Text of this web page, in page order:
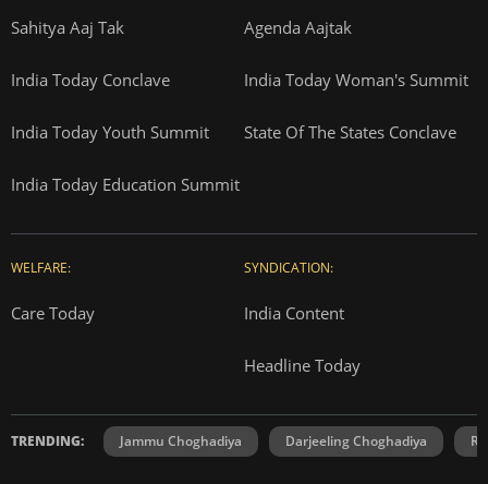
Sahitya Aaj Tak Agenda Aajtak
India Today Conclave India Today Woman's Summit
India Today Youth Summit State Of The States Conclave
India Today Education Summit
WELFARE:
Care Today
SYNDICATION:
India Content
Headline Today
TRENDING: Jammu Choghadiya Darjeeling Choghadiya